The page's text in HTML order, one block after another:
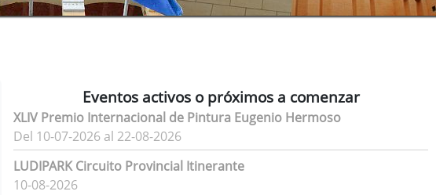
Eventos activos o próximos a comenzar
XLIV Premio Internacional de Pintura Eugenio Hermoso
Del 10-07-2026 al 22-08-2026
LUDIPARK Circuito Provincial Itinerante
10-08-2026